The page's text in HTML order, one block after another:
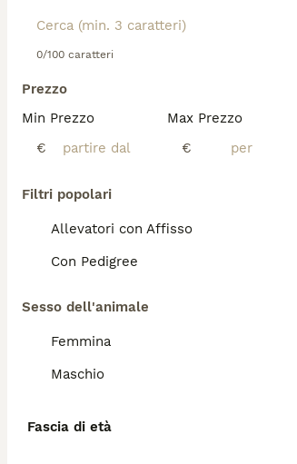
0/100 caratteri
Prezzo
Min Prezzo
€
Max Prezzo
€
Filtri popolari
Allevatori con Affisso
Con Pedigree
Sesso dell'animale
Femmina
Maschio
Fascia di età